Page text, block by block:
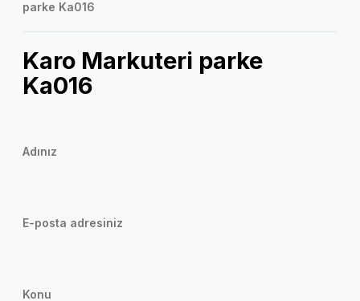
parke Ka016
Karo Markuteri parke
Ka016
Adınız
E-posta adresiniz
Konu